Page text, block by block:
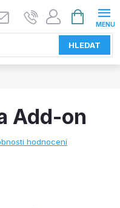
HLEDAT
NÁKUPNÍ
KOŠÍK
Add-on
hodnocení